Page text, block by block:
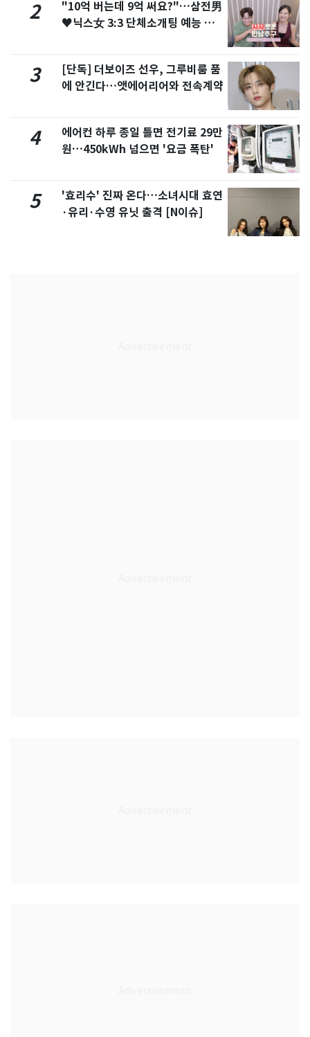
2
"10억 버는데 9억 써요?"…삼전男
♥닉스女 3:3 단체소개팅 예능 화
3
[단독] 더보이즈 선우, 그루비룸 품
에 안긴다…앳에어리어와 전속계약
4
에어컨 하루 종일 틀면 전기료 29만
원…450kWh 넘으면 '요금 폭탄'
5
'효리수' 진짜 온다…소녀시대 효연
·유리·수영 유닛 출격 [N이슈]